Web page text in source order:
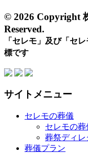
© 2026 Copyright
Reserved.
「セレモ」及び「セ
標です
サイトメニュー
セレモの葬儀
セレモの葬
葬祭ディレ
葬儀プラン